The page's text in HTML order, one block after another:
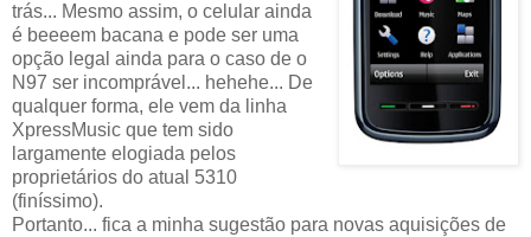
trás... Mesmo assim, o celular ainda
é beeeem bacana e pode ser uma
opção legal ainda para o caso de o
N97 ser incomprável... hehehe... De
qualquer forma, ele vem da linha
XpressMusic que tem sido
largamente elogiada pelos
proprietários do atual 5310
(finíssimo).
Portanto... fica a minha sugestão para novas aquisições de